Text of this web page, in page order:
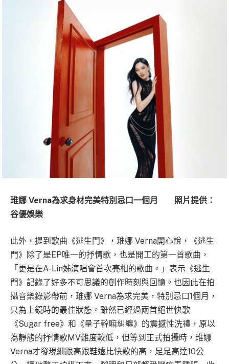
琟娜 Verna為求身材完美特別忌口一個月 照片提供：
谷優娛樂
此外，提到歌曲《逃生門》，琟娜 Verna開心說，《逃生
門》除了是EP唯一的抒情歌，也是開工的第一首歌曲，
「更是在A-Lin姊演唱會首次亮相的歌曲。」表示《逃生
門》記錄了好多不可思議的創作時刻與回憶。也因此在拍
攝音樂錄影帶前，琟娜 Verna為求完美，特別忌口1個月，
只為上鏡時的最佳狀態。雖然已經過兩首絕世快歌
《Sugar free》和《量子幹嘛糾纏》的震撼性洗禮，原以
為靜態的抒情歌MV難度較低，但等到正式拍攝時，琟娜
Verna才發現細跟高跟鞋遠比快歌的高，足足高達10公